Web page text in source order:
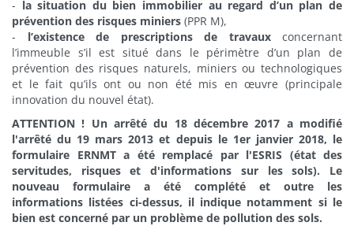
- la situation du bien immobilier au regard d’un plan de
prévention des risques miniers (PPR M),
- l’existence de prescriptions de travaux concernant
l’immeuble s’il est situé dans le périmètre d’un plan de
prévention des risques naturels, miniers ou technologiques
et le fait qu’ils ont ou non été mis en œuvre (principale
innovation du nouvel état).
ATTENTION ! Un arrêté du 18 décembre 2017 a modifié
l'arrêté du 19 mars 2013 et depuis le 1er janvier 2018, le
formulaire ERNMT a été remplacé par l'ESRIS (état des
servitudes, risques et d'informations sur les sols). Le
nouveau formulaire a été complété et outre les
informations listées ci-dessus, il indique notamment si le
bien est concerné par un problème de pollution des sols.